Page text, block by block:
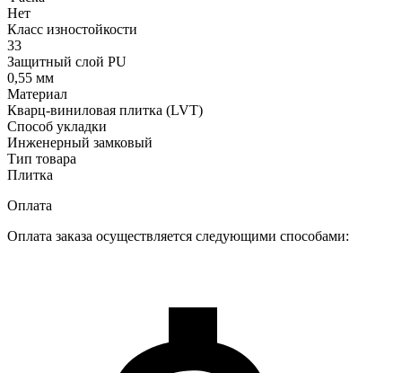
Нет
Класс изностойкости
33
Защитный слой PU
0,55 мм
Материал
Кварц-виниловая плитка (LVT)
Способ укладки
Инженерный замковый
Тип товара
Плитка
Оплата
Оплата заказа осуществляется следующими способами: